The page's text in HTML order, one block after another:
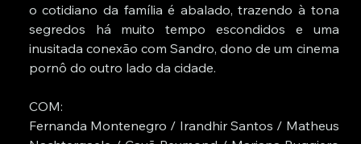
o cotidiano da família é abalado, trazendo à tona
segredos há muito tempo escondidos e uma
inusitada conexão com Sandro, dono de um cinema
pornô do outro lado da cidade.
COM:
Fernanda Montenegro / Irandhir Santos / Matheus